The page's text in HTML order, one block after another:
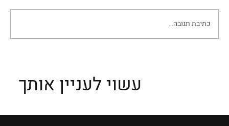
כתיבת תגובה...
עשוי לעניין אותך